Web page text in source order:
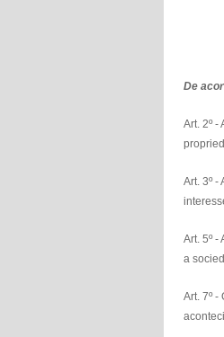
De
Art. 2º
Art. 3º
Art. 5º
a
Art. 7º